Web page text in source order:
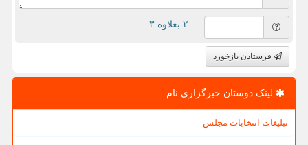
= ۲ بعلاوه ۳
فرستادن بازخورد
لینک دوستان خبرگزاری نام
تبلیغات انتخابات مجلس